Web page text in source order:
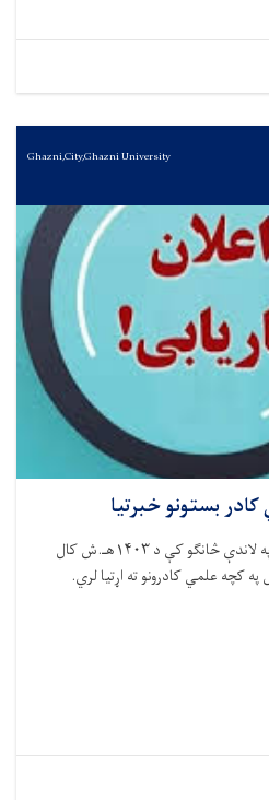
Ghazni,City,Ghazni University
بستونو خبرتیا
غزني پوهنتون د لومړي ځل لپاره په لاندې څانګو کې د ۱۴۰۳هـ.ش کال
کچه علمي کادرونو ته اړتیا لري.